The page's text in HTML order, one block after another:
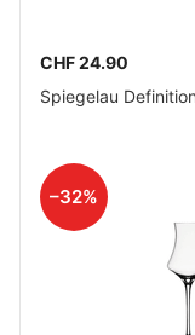
CHF 24.90
Spiegelau
–32%